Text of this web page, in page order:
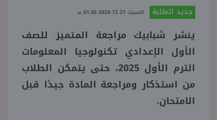
بوابة الطلبة
ملفات
جديد الطلبة السبت 21-12-2024 01:30 مـ
ينشر شبابيك مراجعة المتميز للصف
الأول الإعدادي تكنولوجيا المعلومات
الترم الأول 2025، حتى يتمكن الطلاب
من استذكار ومراجعة المادة جيدًا قبل
الامتحان.